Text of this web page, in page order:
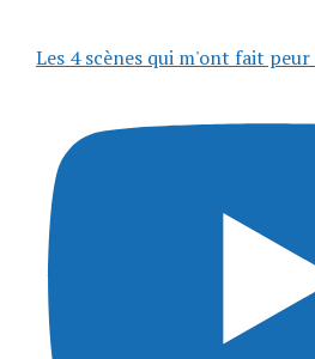
Les 4 scènes qui m'ont fait peur